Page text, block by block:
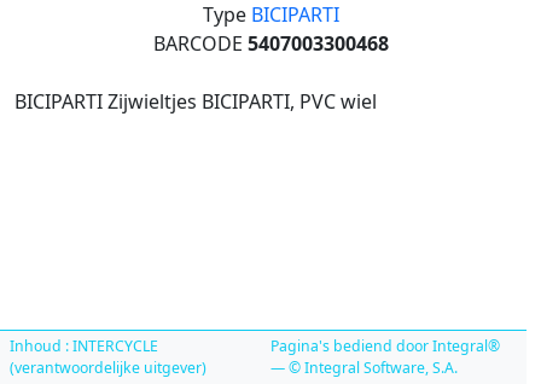
Type BICIPARTI
BARCODE 5407003300468
BICIPARTI Zijwieltjes BICIPARTI, PVC wiel
Inhoud : INTERCYCLE
(verantwoordelijke uitgever)
Pagina's bediend door Integral®
— © Integral Software, S.A.